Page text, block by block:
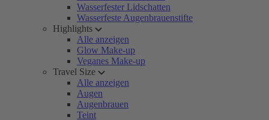
Wasserfester Lidschatten
Wasserfeste Augenbrauenstifte
Highlights
Alle anzeigen
Glow Make-up
Veganes Make-up
Travel Size
Alle anzeigen
Augen
Augenbrauen
Teint